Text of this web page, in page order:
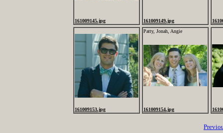
161009145.jpg 161009149.jpg
161009153.jpg
Patty, Jonah, Angie
161009154.jpg